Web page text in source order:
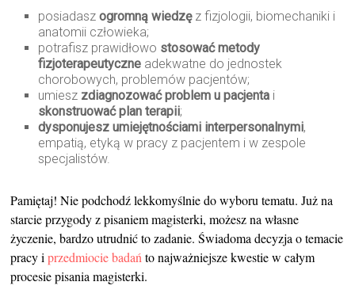
posiadaszogromną wiedzęz fizjologii, biomechaniki i
anatomii człowieka;
potrafisz prawidłowo stosować metody
fizjoterapeutyczne adekwatne do jednostek
chorobowych, problemów pacjentów;
umiesz zdiagnozować problem u pacjenta i
skonstruować plan terapii;
dysponujesz umiejętnościami interpersonalnymi,
empatią, etyką w pracy z pacjentem i w zespole
specjalistów.
Pamiętaj! Nie podchodź lekkomyślnie do wyboru tematu. Już na
starcie przygody z pisaniem magisterki, możesz na własne
życzenie, bardzo utrudnić to zadanie. Świadoma decyzja o temacie
pracy iprzedmiocie badańto najważniejsze kwestie w całym
procesie pisania magisterki.